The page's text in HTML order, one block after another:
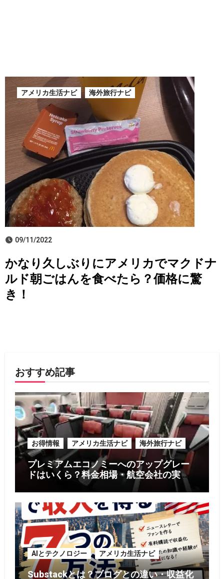
アメリカ生活ナビ 海外旅行ナビ
09/11/2022
かなり久しぶりにアメリカでマクドナ
ルド朝ごはんを食べたら？価格に驚
き！
おすすめ記事
お得情報 アメリカ生活ナビ 海外旅行ナビ
プレミアムエコノミーへのアップグレー
ドはいくら？料金相場・航空会社の実
例・お得に利用する5つのコツ【2026年
版】
AIとテクノロジー アメリカ生活ナビ
Substackとは？ブログとの違い・収益化